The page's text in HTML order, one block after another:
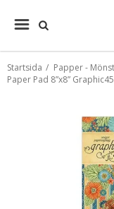
Startsida / Papper -
Paper Pad 8”x8”